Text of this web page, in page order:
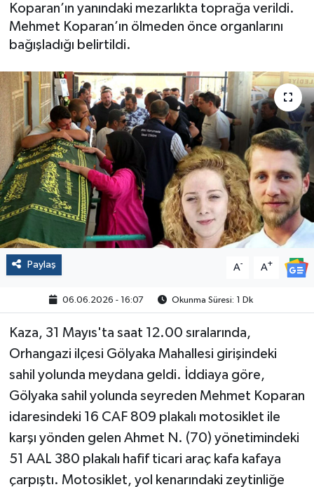
Koparan’ın yanındaki mezarlıkta toprağa verildi.
Mehmet Koparan’ın ölmeden önce organlarını
bağışladığı belirtildi.
Paylaş A- A+
06.06.2026 - 16:07 Okunma Süresi: 1 Dk
Kaza, 31 Mayıs'ta saat 12.00 sıralarında,
Orhangazi ilçesi Gölyaka Mahallesi girişindeki
sahil yolunda meydana geldi. İddiaya göre,
Gölyaka sahil yolunda seyreden Mehmet Koparan
idaresindeki 16 CAF 809 plakalı motosiklet ile
karşı yönden gelen Ahmet N. (70) yönetimindeki
51 AAL 380 plakalı hafif ticari araç kafa kafaya
çarpıştı. Motosiklet, yol kenarındaki zeytinliğe
Magazin
Politika
Sağlık
Spor
Yaşam
Çalışma Hayatı
Kadın
Yurt
2024 Seçim Sonuçları